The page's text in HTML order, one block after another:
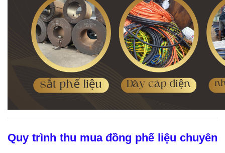
Quy trình thu mua đồng phế liệu chuyên